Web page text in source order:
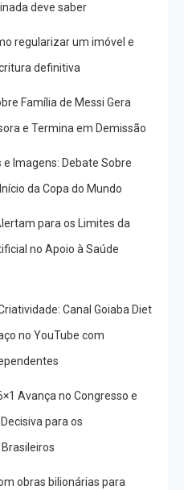
deve saber
regularizar um imóvel e
definitiva
Família de Messi Gera
e Termina em Demissão
e Imagens: Debate Sobre
da Copa do Mundo
para os Limites da
no Apoio à Saúde
Canal Goiaba Diet
no YouTube com
Avança no Congresso e
para os
obras bilionárias para